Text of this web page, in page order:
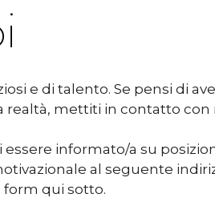
e di talento. Se pensi di
realtà, mettiti in contatto con
informato/a su
al seguente
form qui sotto.